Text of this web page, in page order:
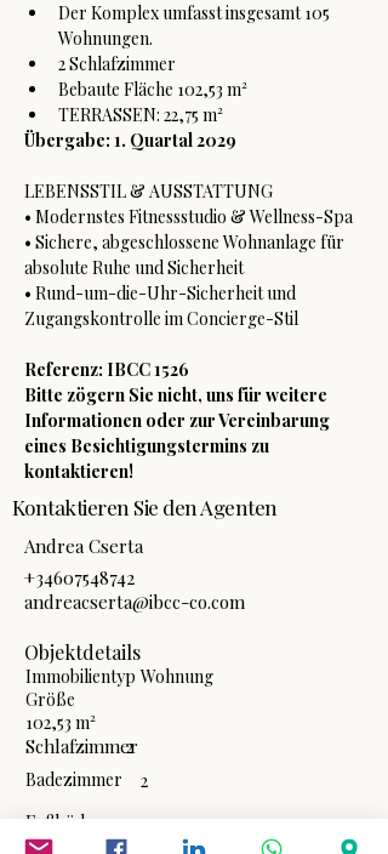
Der Komplex umfasst insgesamt 105
Wohnungen.
2 Schlafzimmer
Bebaute Fläche 102,53 m²
TERRASSEN: 22,75 m²
Übergabe: 1. Quartal 2029
LEBENSSTIL & AUSSTATTUNG
• Modernstes Fitnessstudio & Wellness-Spa
• Sichere, abgeschlossene Wohnanlage für
absolute Ruhe und Sicherheit
• Rund-um-die-Uhr-Sicherheit und
Zugangskontrolle im Concierge-Stil
Referenz: IBCC 1526
Bitte zögern Sie nicht, uns für weitere
Informationen oder zur Vereinbarung
eines Besichtigungstermins zu
kontaktieren!
Kontaktieren Sie den Agenten
Andrea Cserta
+34607548742
andreacserta@ibcc-co.com
Objektdetails
Immobilientyp Wohnung
Größe
102,53 m²
Schlafzimmer
2
Badezimmer
2
Fußböden